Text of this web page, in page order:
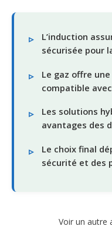
L’induction
sécurisée pour
Le gaz offre
compatible
Les solutions
avantages des
Le choix final
sécurité et des
Voir un autre